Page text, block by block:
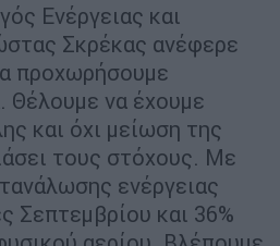
Ενέργειας και
Σκρέκας ανέφερε
προχωρήσουμε
Θέλουμε να έχουμε
και όχι μείωση της
τους στόχους. Με
ενέργειας
Σεπτεμβρίου και 36%